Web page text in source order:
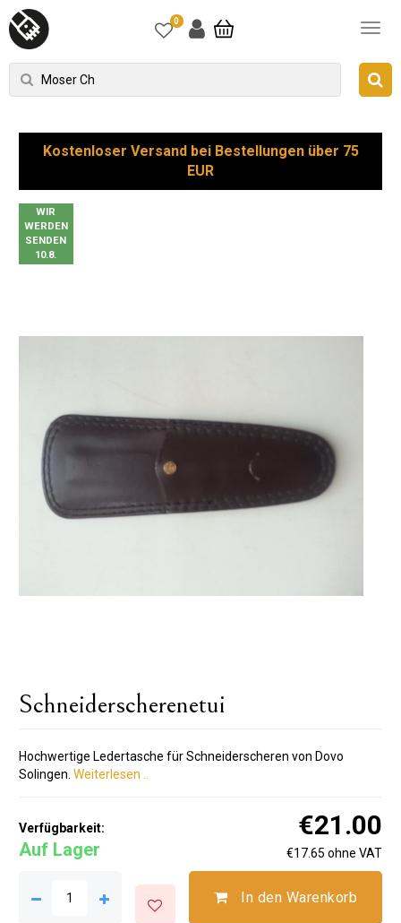
0
Kostenloser Versand bei Bestellungen über 75
EUR
WIR
WERDEN
SENDEN
10.8.
Schneiderscherenetui
Hochwertige Ledertasche für Schneiderscheren von Dovo
Solingen. Weiterlesen ..
Verfügbarkeit:
Auf Lager
€21.00
€17.65 ohne VAT
In den Warenkorb